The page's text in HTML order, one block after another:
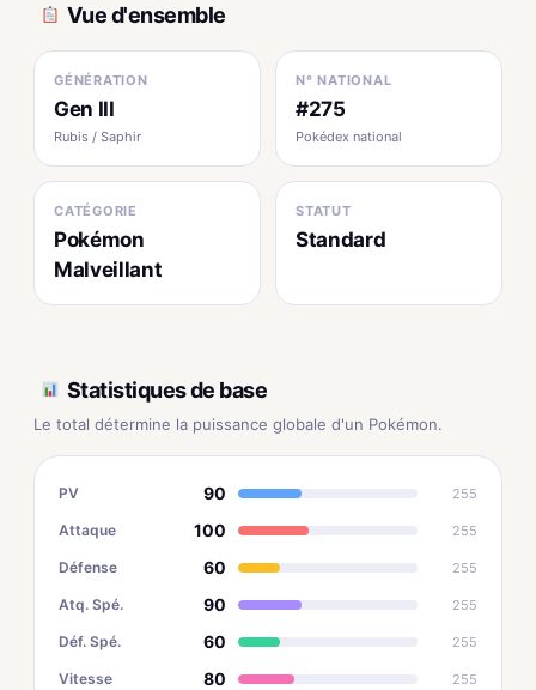
Vue d'ensemble
GÉNÉRATION
Gen III
Rubis / Saphir
N° NATIONAL
#275
Pokédex national
CATÉGORIE
Pokémon
Malveillant
STATUT
Standard
Statistiques de base
Le total détermine la puissance globale d'un Pokémon.
PV 90 255
Attaque 100 255
Défense 60 255
Atq. Spé. 90 255
Déf. Spé. 60 255
Vitesse 80 255